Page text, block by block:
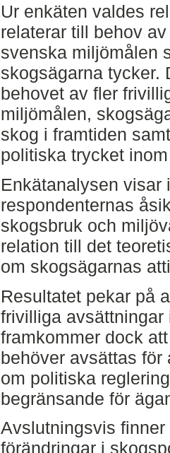
Ur enkäten valdes
relaterar till behov
svenska miljömålen
skogsägarna tycker.
behovet av fler
miljömålen,
skog i framtiden
politiska trycket
Enkätanalysen visar
respondenternas
skogsbruk och
relation till det
om skogsägarnas
Resultatet pekar på
frivilliga avsättningar
framkommer dock
behöver avsättas
om politiska
begränsande för
Avslutningsvis
förändringar i